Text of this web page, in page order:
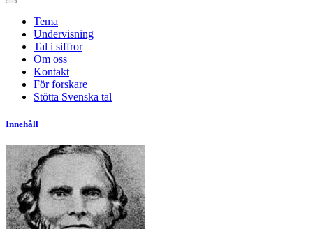
Tema
Undervisning
Tal i siffror
Om oss
Kontakt
För forskare
Stötta Svenska tal
Innehåll